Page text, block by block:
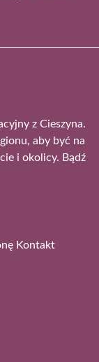
z Cieszyna.
aby być na
i okolicy. Bądź
Kontakt